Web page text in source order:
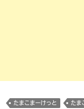
たまこまーけっと たま